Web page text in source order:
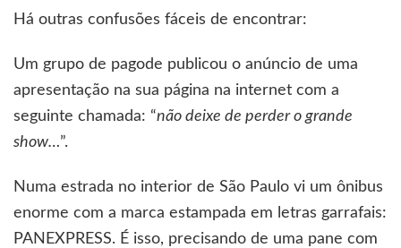
Há outras confusões fáceis de encontrar:
Um grupo de pagode publicou o anúncio de uma
apresentação na sua página na internet com a
seguinte chamada: “não deixe de perder o grande
show…”.
Numa estrada no interior de São Paulo vi um ônibus
enorme com a marca estampada em letras garrafais:
PANEXPRESS. É isso, precisando de uma pane com